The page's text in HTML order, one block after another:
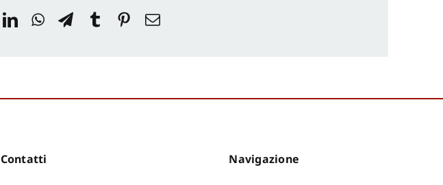
Contatti Navigazione